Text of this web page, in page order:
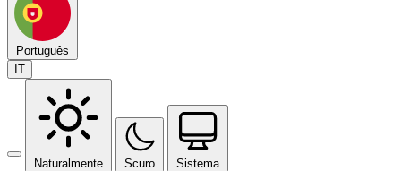
Português
IT
Naturalmente Scuro Sistema